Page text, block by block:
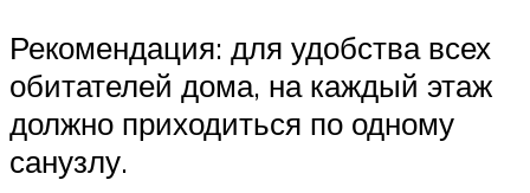
Рекомендация: для удобства всех
обитателей дома, на каждый этаж
должно приходиться по одному
санузлу.